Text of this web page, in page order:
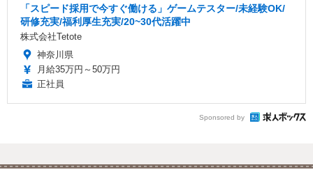
「スピード採用で今すぐ働ける」ゲームテスター/未経験OK/
研修充実/福利厚生充実/20~30代活躍中
株式会社Tetote
神奈川県
月給35万円～50万円
正社員
Sponsored by